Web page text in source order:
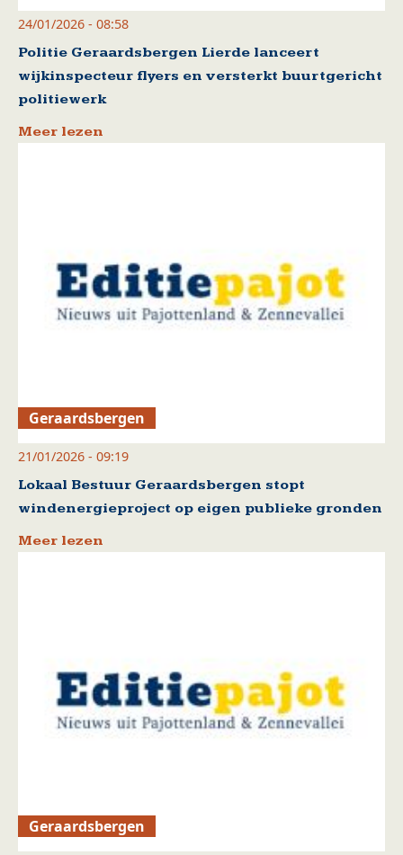
24/01/2026 - 08:58
Politie Geraardsbergen Lierde lanceert
wijkinspecteur flyers en versterkt buurtgericht
politiewerk
Meer lezen
Geraardsbergen
21/01/2026 - 09:19
Lokaal Bestuur Geraardsbergen stopt
windenergieproject op eigen publieke gronden
Meer lezen
Geraardsbergen